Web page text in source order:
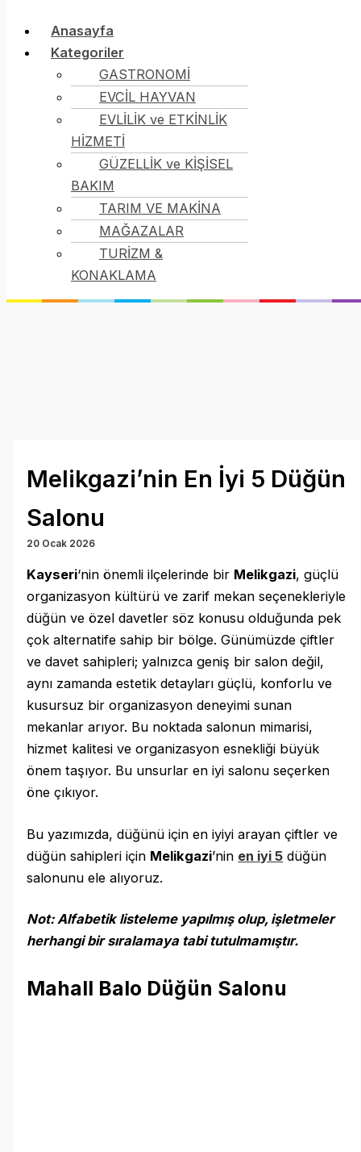
Anasayfa
Kategoriler
GASTRONOMİ
EVCİL HAYVAN
EVLİLİK ve ETKİNLİK
HİZMETİ
GÜZELLİK ve KİŞİSEL
BAKIM
TARIM VE MAKİNA
MAĞAZALAR
TURİZM &
KONAKLAMA
Melikgazi’nin En İyi 5 Düğün
Salonu
20 Ocak 2026
Kayseri‘nin önemli ilçelerinde bir Melikgazi, güçlü
organizasyon kültürü ve zarif mekan seçenekleriyle
düğün ve özel davetler söz konusu olduğunda pek
çok alternatife sahip bir bölge. Günümüzde çiftler
ve davet sahipleri; yalnızca geniş bir salon değil,
aynı zamanda estetik detayları güçlü, konforlu ve
kusursuz bir organizasyon deneyimi sunan
mekanlar arıyor. Bu noktada salonun mimarisi,
hizmet kalitesi ve organizasyon esnekliği büyük
önem taşıyor. Bu unsurlar en iyi salonu seçerken
öne çıkıyor.
Bu yazımızda, düğünü için en iyiyi arayan çiftler ve
düğün sahipleri için Melikgazi’nin en iyi 5 düğün
salonunu ele alıyoruz.
Not: Alfabetik listeleme yapılmış olup, işletmeler
herhangi bir sıralamaya tabi tutulmamıştır.
Mahall Balo Düğün Salonu